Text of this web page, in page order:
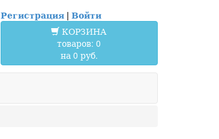
Регистрация| Войти
КОРЗИНА
товаров: 0
на 0 руб.